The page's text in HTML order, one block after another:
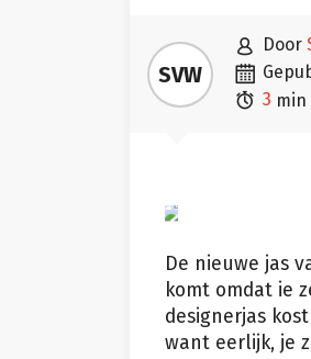
SVW
 door

 3 min
Balenciaga
De nieuwe jas
komt omdat ie
designerjas
want eerlijk, je